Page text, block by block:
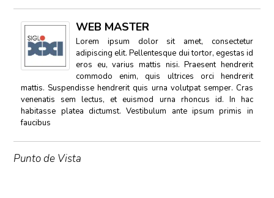
WEB MASTER
Lorem ipsum dolor sit amet, consectetur
adipiscing elit. Pellentesque dui tortor, egestas id
eros eu, varius mattis nisi. Praesent hendrerit
commodo enim, quis ultrices orci hendrerit
mattis. Suspendisse hendrerit quis urna volutpat semper. Cras
venenatis sem lectus, et euismod urna rhoncus id. In hac
habitasse platea dictumst. Vestibulum ante ipsum primis in
faucibus
Punto de Vista